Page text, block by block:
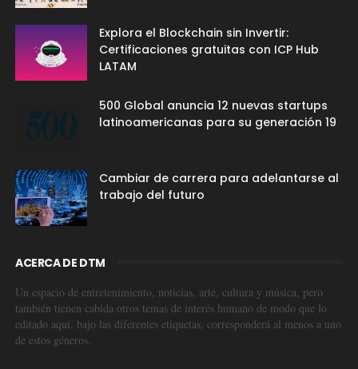
Explora el Blockchain sin Invertir:
Certificaciones gratuitas con ICP Hub
LATAM
500 Global anuncia 12 nuevas startups
latinoamericanas para su generación 19
Cambiar de carrera para adelantarse al
trabajo del futuro
ACERCA DE DTM
Un espacio de entretenimiento, noticias, arte, cultura y música, pero
también tienen cabida otros temas de interés humano de modo que lo
editado aquí, bajo las diferentes etiquetas, corresponderá al menos a uno
de estos géneros.